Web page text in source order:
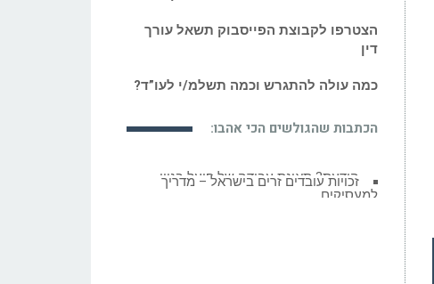
הצטרפו לקבוצת הפייסבוק תשאל עורך
זכויות עובדים זרים בישראל – מדריך